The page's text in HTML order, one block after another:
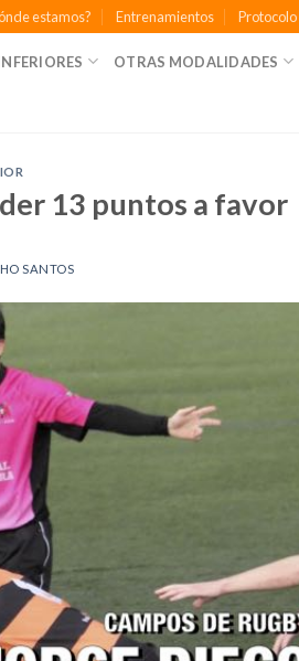
estamos? Entrenamientos
OTRAS MODALIDADES
13 puntos a favor
SANTOS